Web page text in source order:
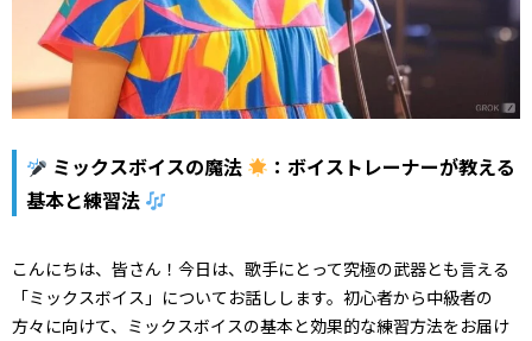
ミックスボイスの魔法
：ボイストレーナーが教える
基本と練習法
こんにちは、皆さん！今日は、歌手にとって究極の武器とも言える
「ミックスボイス」についてお話しします。初心者から中級者の
方々に向けて、ミックスボイスの基本と効果的な練習方法をお届け